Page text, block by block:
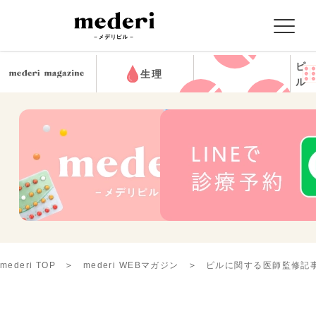
生理
ピ
ル
mederi TOP mederi WEBマガジン ピルに関する医師監修記